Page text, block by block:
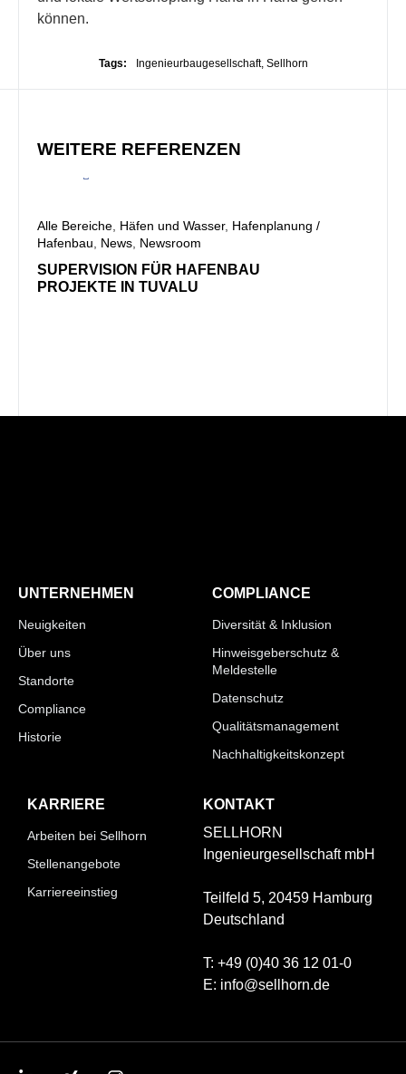
können.
Tags: Ingenieurbaugesellschaft, Sellhorn
WEITERE REFERENZEN
Alle Bereiche, Häfen und Wasser, Hafenplanung /
Hafenbau, News, Newsroom
SUPERVISION FÜR HAFENBAU
PROJEKTE IN TUVALU
UNTERNEHMEN
Neuigkeiten
Über uns
Standorte
Compliance
Historie
COMPLIANCE
Diversität & Inklusion
Hinweisgeberschutz &
Meldestelle
Datenschutz
Qualitätsmanagement
Nachhaltigkeitskonzept
KARRIERE
Arbeiten bei Sellhorn
Stellenangebote
Karriereeinstieg
KONTAKT
SELLHORN
Ingenieurgesellschaft mbH
Teilfeld 5, 20459 Hamburg
Deutschland
T: +49 (0)40 36 12 01-0
E: info@sellhorn.de